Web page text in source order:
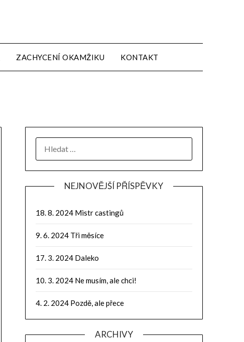
ZACHYCENÍ OKAMŽIKU KONTAKT
NEJNOVĚJŠÍ PŘÍSPĚVKY
18. 8. 2024 Mistr castingů
9. 6. 2024 Tři měsíce
17. 3. 2024 Daleko
10. 3. 2024 Ne musím, ale chci!
4. 2. 2024 Pozdě, ale přece
ARCHIVY